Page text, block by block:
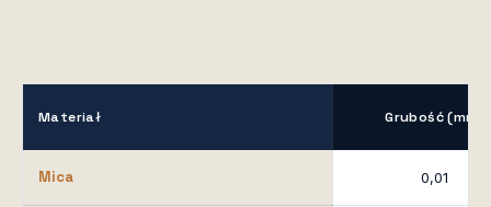
Materiał Grubość (mm)
Mica 0,01